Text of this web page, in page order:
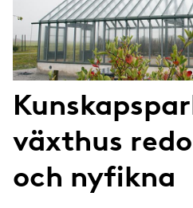
g
växthus
och nyfikna